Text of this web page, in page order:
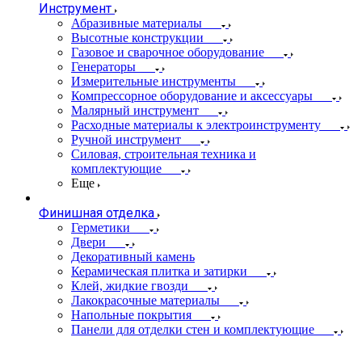
Инструмент
Абразивные материалы
Высотные конструкции
Газовое и сварочное оборудование
Генераторы
Измерительные инструменты
Компрессорное оборудование и аксессуары
Малярный инструмент
Расходные материалы к электроинструменту
Ручной инструмент
Силовая, строительная техника и
комплектующие
Еще
Финишная отделка
Герметики
Двери
Декоративный камень
Керамическая плитка и затирки
Клей, жидкие гвозди
Лакокрасочные материалы
Напольные покрытия
Панели для отделки стен и комплектующие